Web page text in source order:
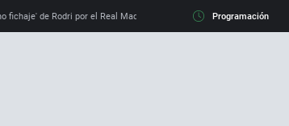
fichaje' de Rodri por el Real Madrid y su 'sí' al Barça La llamada
Programación